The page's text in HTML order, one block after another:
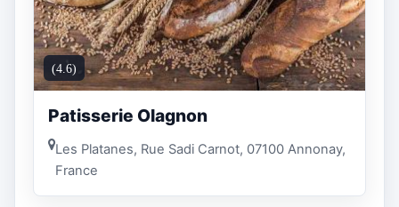
(4.6)
Patisserie Olagnon
Les Platanes, Rue Sadi Carnot, 07100 Annonay,
France